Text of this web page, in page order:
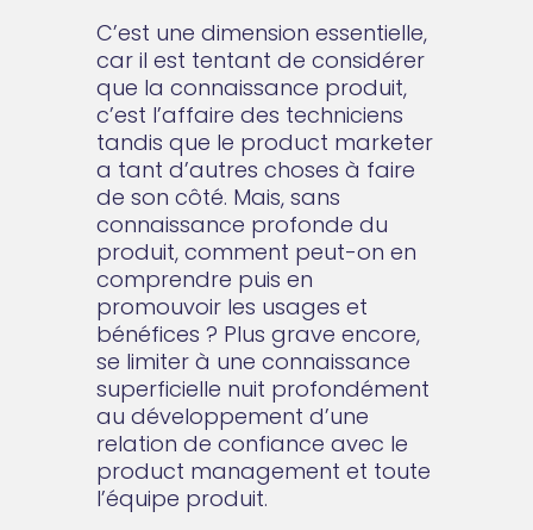
C’est une dimension essentielle,
car il est tentant de considérer
que la connaissance produit,
c’est l’affaire des techniciens
tandis que le product marketer
a tant d’autres choses à faire
de son côté. Mais, sans
connaissance profonde du
produit, comment peut-on en
comprendre puis en
promouvoir les usages et
bénéfices ? Plus grave encore,
se limiter à une connaissance
superficielle nuit profondément
au développement d’une
relation de confiance avec le
product management et toute
l’équipe produit.